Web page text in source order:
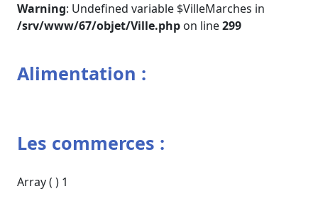
Warning: Undefined variable $VilleMarches in
/srv/www/67/objet/Ville.php on line299
Alimentation :
Les commerces :
Array ( ) 1